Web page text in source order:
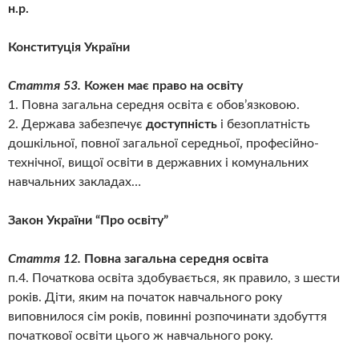
н.р.
Конституція України
Стаття 53. Кожен має право на освіту
1. Повна загальна середня освіта є обов’язковою.
2. Держава забезпечує доступність і безоплатність
дошкільної, повної загальної середньої, професійно-
технічної, вищої освіти в державних і комунальних
навчальних закладах…
Закон України “Про освіту”
Стаття 12. Повна загальна середня освіта
п.4. Початкова освіта здобувається, як правило, з шести
років. Діти, яким на початок навчального року
виповнилося сім років, повинні розпочинати здобуття
початкової освіти цього ж навчального року.